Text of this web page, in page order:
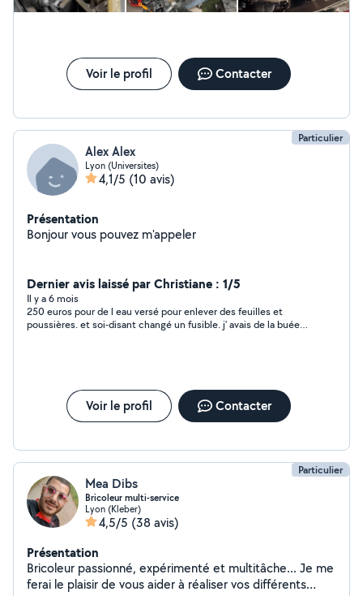
Voir le profil Contacter
Particulier
Alex Alex
Lyon (Universites)
4,1/5 (10 avis)
Présentation
Bonjour vous pouvez m'appeler
Dernier avis laissé par Christiane : 1/5
Il y a 6 mois
250 euros pour de l eau versé pour enlever des feuilles et
poussières. et soi-disant changé un fusible. j' avais de la buée
Voir le profil Contacter
Particulier
Mea Dibs
Bricoleur multi-service
Lyon (Kleber)
4,5/5 (38 avis)
Présentation
Bricoleur passionné, expérimenté et multitâche... Je me
ferai le plaisir de vous aider à réaliser vos différents